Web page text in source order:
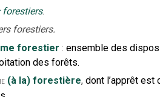
forestiers.
forestiers.
forestier : ensemble des
des forêts.
(à la) forestière, dont l’apprêt est